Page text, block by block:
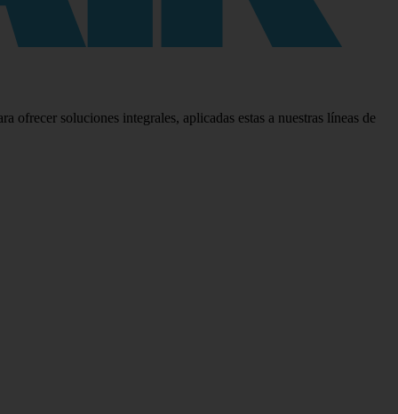
ofrecer soluciones integrales, aplicadas estas a nuestras líneas de